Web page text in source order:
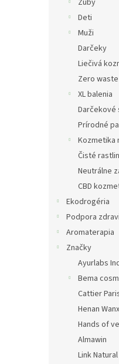
Zuby
Deti
Muži
Darčeky
Liečivá
Zero
XL balenia
Darčekové
Prírodné
Kozmetika
Čisté
Neutrálne
CBD
Ekodrogéria
Podpora
Aromaterapia
Značky
Ayurlabs
Bema
Cattier
Henan
Hands of
Almawin
Link Natural